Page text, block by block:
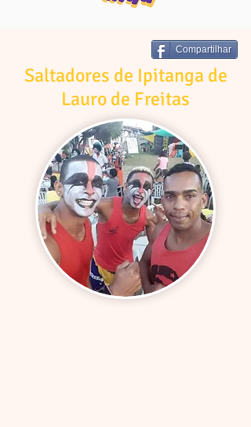
Compartilhar
Saltadores de Ipitanga de
Lauro de Freitas